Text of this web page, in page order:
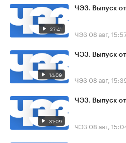
27:41
ЧЭЗ. Выпуск
ЧЭЗ 08 авг,
14:09
ЧЭЗ. Выпуск
ЧЭЗ 08 авг,
31:09
ЧЭЗ. Выпуск
ЧЭЗ 08 авг,